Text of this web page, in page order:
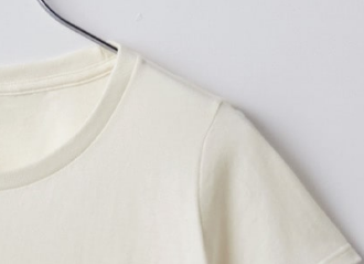
・首リブが細く、襟ぐりが広めの女性らしい仕様
・首周りは補強テープで頑丈な作り
・袖口、裾口はダブルステッチで丈夫に
・豊富なカラーバリエーション
‐テイスト：きれいめ